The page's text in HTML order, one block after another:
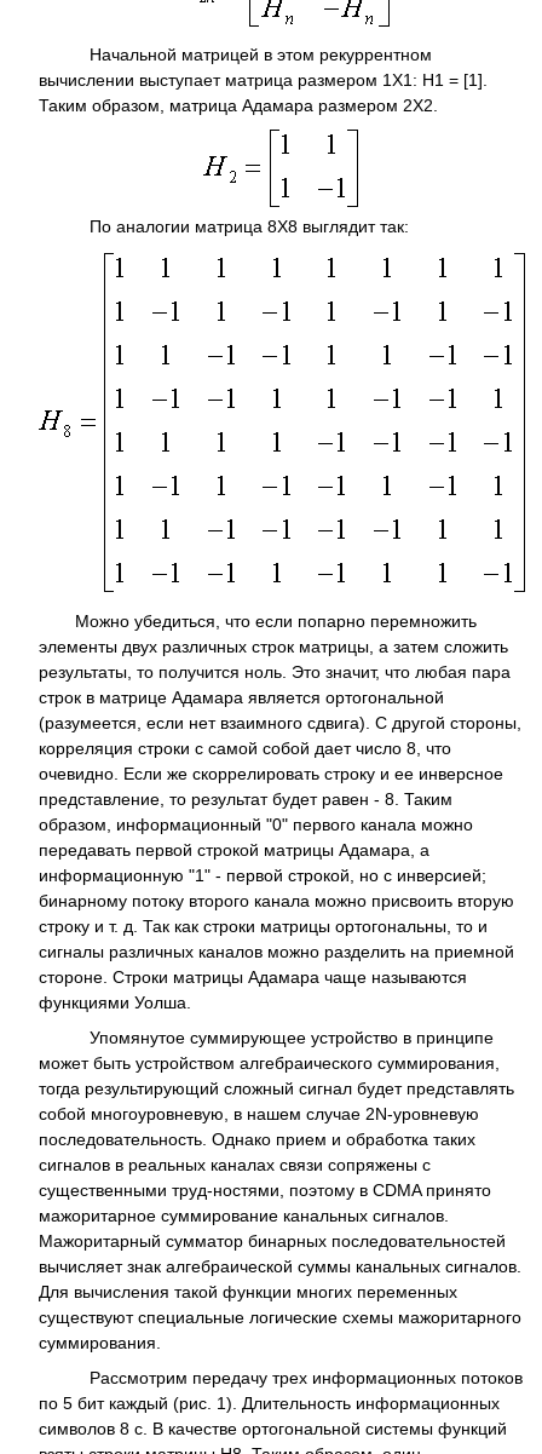
Начальной матрицей в этом рекуррентном
вычислении выступает матрица размером 1Х1: H1 = [1].
Таким образом, матрица Адамара размером 2Х2.
По аналогии матрица 8Х8 выглядит так:
Можно убедиться, что если попарно перемножить
элементы двух различных строк матрицы, а затем сложить
результаты, то получится ноль. Это значит, что любая пара
строк в матрице Адамара является ортогональной
(разумеется, если нет взаимного сдвига). С другой стороны,
корреляция строки с самой собой дает число 8, что
очевидно. Если же скоррелировать строку и ее инверсное
представление, то результат будет равен - 8. Таким
образом, информационный "0" первого канала можно
передавать первой строкой матрицы Адамара, а
информационную "1" - первой строкой, но с инверсией;
бинарному потоку второго канала можно присвоить вторую
строку и т. д. Так как строки матрицы ортогональны, то и
сигналы различных каналов можно разделить на приемной
стороне. Строки матрицы Адамара чаще называются
функциями Уолша.
Упомянутое суммирующее устройство в принципе
может быть устройством алгебраического суммирования,
тогда результирующий сложный сигнал будет представлять
собой многоуровневую, в нашем случае 2N-уровневую
последовательность. Однако прием и обработка таких
сигналов в реальных каналах связи сопряжены с
существенными труд-ностями, поэтому в CDMA принято
мажоритарное суммирование канальных сигналов.
Мажоритарный сумматор бинарных последовательностей
вычисляет знак алгебраической суммы канальных сигналов.
Для вычисления такой функции многих переменных
существуют специальные логические схемы мажоритарного
суммирования.
Рассмотрим передачу трех информационных потоков
по 5 бит каждый (рис. 1). Длительность информационных
символов 8 с. В качестве ортогональной системы функций